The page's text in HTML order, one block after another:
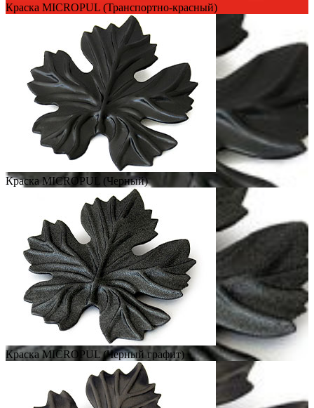
Краска MICROPUL (Транспортно-красный)
Краска MICROPUL (Черный)
Краска MICROPUL (Черный графит)